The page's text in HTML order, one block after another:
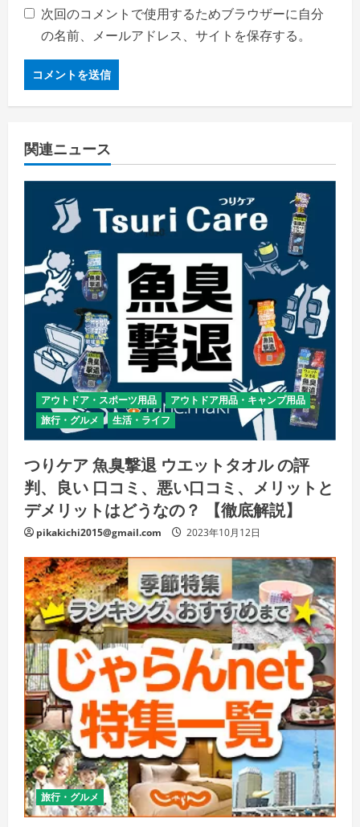
次回のコメントで使用するためブラウザーに自分
の名前、メールアドレス、サイトを保存する。
関連ニュース
アウトドア・スポーツ用品
アウトドア用品・キャンプ用品
旅行・グルメ
生活・ライフ
つりケア 魚臭撃退 ウエットタオル の評
判、良い 口コミ、悪い口コミ、メリットと
デメリットはどうなの？ 【徹底解説】
pikakichi2015@gmail.com 2023年10月12日
旅行・グルメ